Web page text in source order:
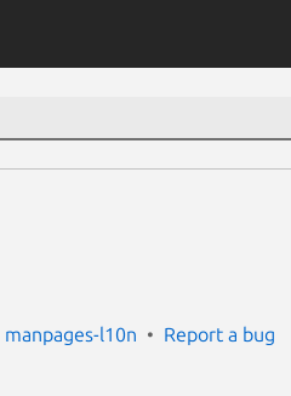
manpages-l10n Report a bug